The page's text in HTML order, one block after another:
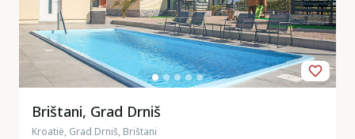
Brištani, Grad Drniš
Kroatië, Grad Drniš, Brištani